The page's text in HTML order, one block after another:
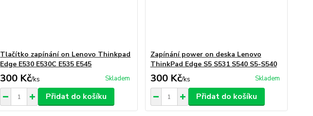
Tlačítko zapínání on Lenovo Thinkpad
Edge E530 E530C E535 E545
300 Kč/ks Skladem
Přidat do košíku
Zapínání power on deska Lenovo
ThinkPad Edge S5 S531 S540 S5-S540
300 Kč/ks Skladem
Přidat do košíku